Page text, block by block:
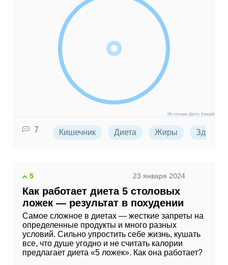
Источник фото freepik
7 Кишечник Диета Жиры
5 23 января 2024
Как работает диета 5 столовых
ложек — результат в похудении
Самое сложное в диетах — жесткие запреты на
определенные продукты и много разных
условий. Сильно упростить себе жизнь, кушать
все, что душе угодно и не считать калории
предлагает диета «5 ложек». Как она работает?